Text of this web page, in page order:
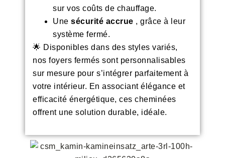
sur vos coûts de chauffage.
Une sécurité accrue , grâce à leur
système fermé.
🌟 Disponibles dans des styles variés,
nos foyers fermés sont personnalisables
sur mesure pour s’intégrer parfaitement à
votre intérieur. En associant élégance et
efficacité énergétique, ces cheminées
offrent une solution durable, idéale.